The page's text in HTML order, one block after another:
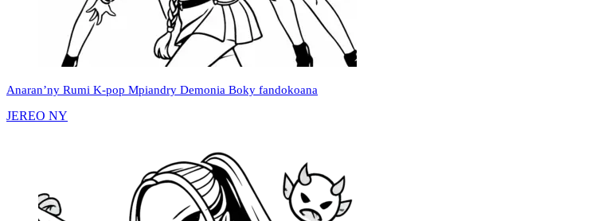
Anaran’ny Rumi K-pop Mpiandry Demonia Boky fandokoana
JEREO NY